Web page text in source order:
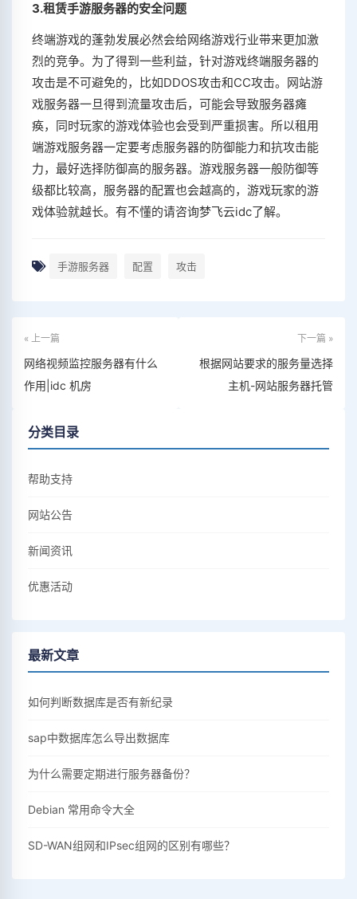
3.租赁手游服务器的安全问题
终端游戏的蓬勃发展必然会给网络游戏行业带来更加激
烈的竞争。为了得到一些利益，针对游戏终端服务器的
攻击是不可避免的，比如DDOS攻击和CC攻击。网站游
戏服务器一旦得到流量攻击后，可能会导致服务器瘫
痪，同时玩家的游戏体验也会受到严重损害。所以租用
端游戏服务器一定要考虑服务器的防御能力和抗攻击能
力，最好选择防御高的服务器。游戏服务器一般防御等
级都比较高，服务器的配置也会越高的，游戏玩家的游
戏体验就越长。有不懂的请咨询梦飞云idc了解。
手游服务器 配置 攻击
« 上一篇
网络视频监控服务器有什么
作用|idc 机房
下一篇 »
根据网站要求的服务量选择
主机-网站服务器托管
分类目录
帮助支持
网站公告
新闻资讯
优惠活动
最新文章
如何判断数据库是否有新纪录
sap中数据库怎么导出数据库
为什么需要定期进行服务器备份？
Debian 常用命令大全
SD-WAN组网和IPsec组网的区别有哪些？